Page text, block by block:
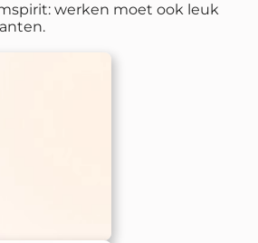
werken moet ook leuk